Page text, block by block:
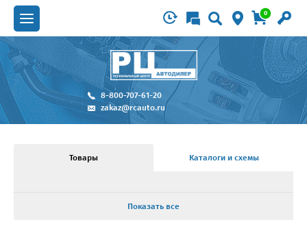
0
8-800-707-61-20
zakaz@rcauto.ru
Товары Каталоги и схемы
Показать все